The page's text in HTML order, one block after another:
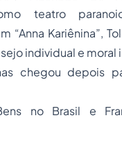
teatro
“Anna Kariênina”,
individual e moral
chegou depois
no Brasil e